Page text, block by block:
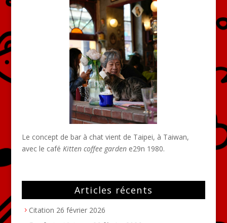
Le concept de bar à chat vient de Taipei, à Taiwan,
avec le café Kitten coffee gardene29n 1980.
Articles récents
Citation 26 février 2026